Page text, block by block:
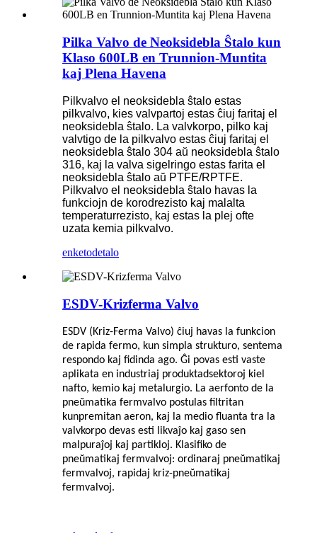
Pilka Valvo de Neoksidebla Ŝtalo kun
Klaso 600LB en Trunnion-Muntita
kaj Plena Havena
Pilkvalvo el neoksidebla ŝtalo estas
pilkvalvo, kies valvpartoj estas ĉiuj faritaj el
neoksidebla ŝtalo. La valvkorpo, pilko kaj
valvtigo de la pilkvalvo estas ĉiuj faritaj el
neoksidebla ŝtalo 304 aŭ neoksidebla ŝtalo
316, kaj la valva sigelringo estas farita el
neoksidebla ŝtalo aŭ PTFE/RPTFE.
Pilkvalvo el neoksidebla ŝtalo havas la
funkciojn de korodrezisto kaj malalta
temperaturrezisto, kaj estas la plej ofte
uzata kemia pilkvalvo.
enketodetalo
ESDV-Krizferma Valvo
ESDV (Kriz-Ferma Valvo) ĉiuj havas la funkcion
de rapida fermo, kun simpla strukturo, sentema
respondo kaj fidinda ago. Ĝi povas esti vaste
aplikata en industriaj produktadsektoroj kiel
nafto, kemio kaj metalurgio. La aerfonto de la
pneŭmatika fermvalvo postulas filtritan
kunpremitan aeron, kaj la medio fluanta tra la
valvkorpo devas esti likvaĵo kaj gaso sen
malpuraĵoj kaj partikloj. Klasifiko de
pneŭmatikaj fermvalvoj: ordinaraj pneŭmatikaj
fermvalvoj, rapidaj kriz-pneŭmatikaj
fermvalvoj.